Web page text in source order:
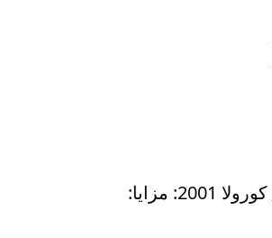
كورولا 2001: مزايا: